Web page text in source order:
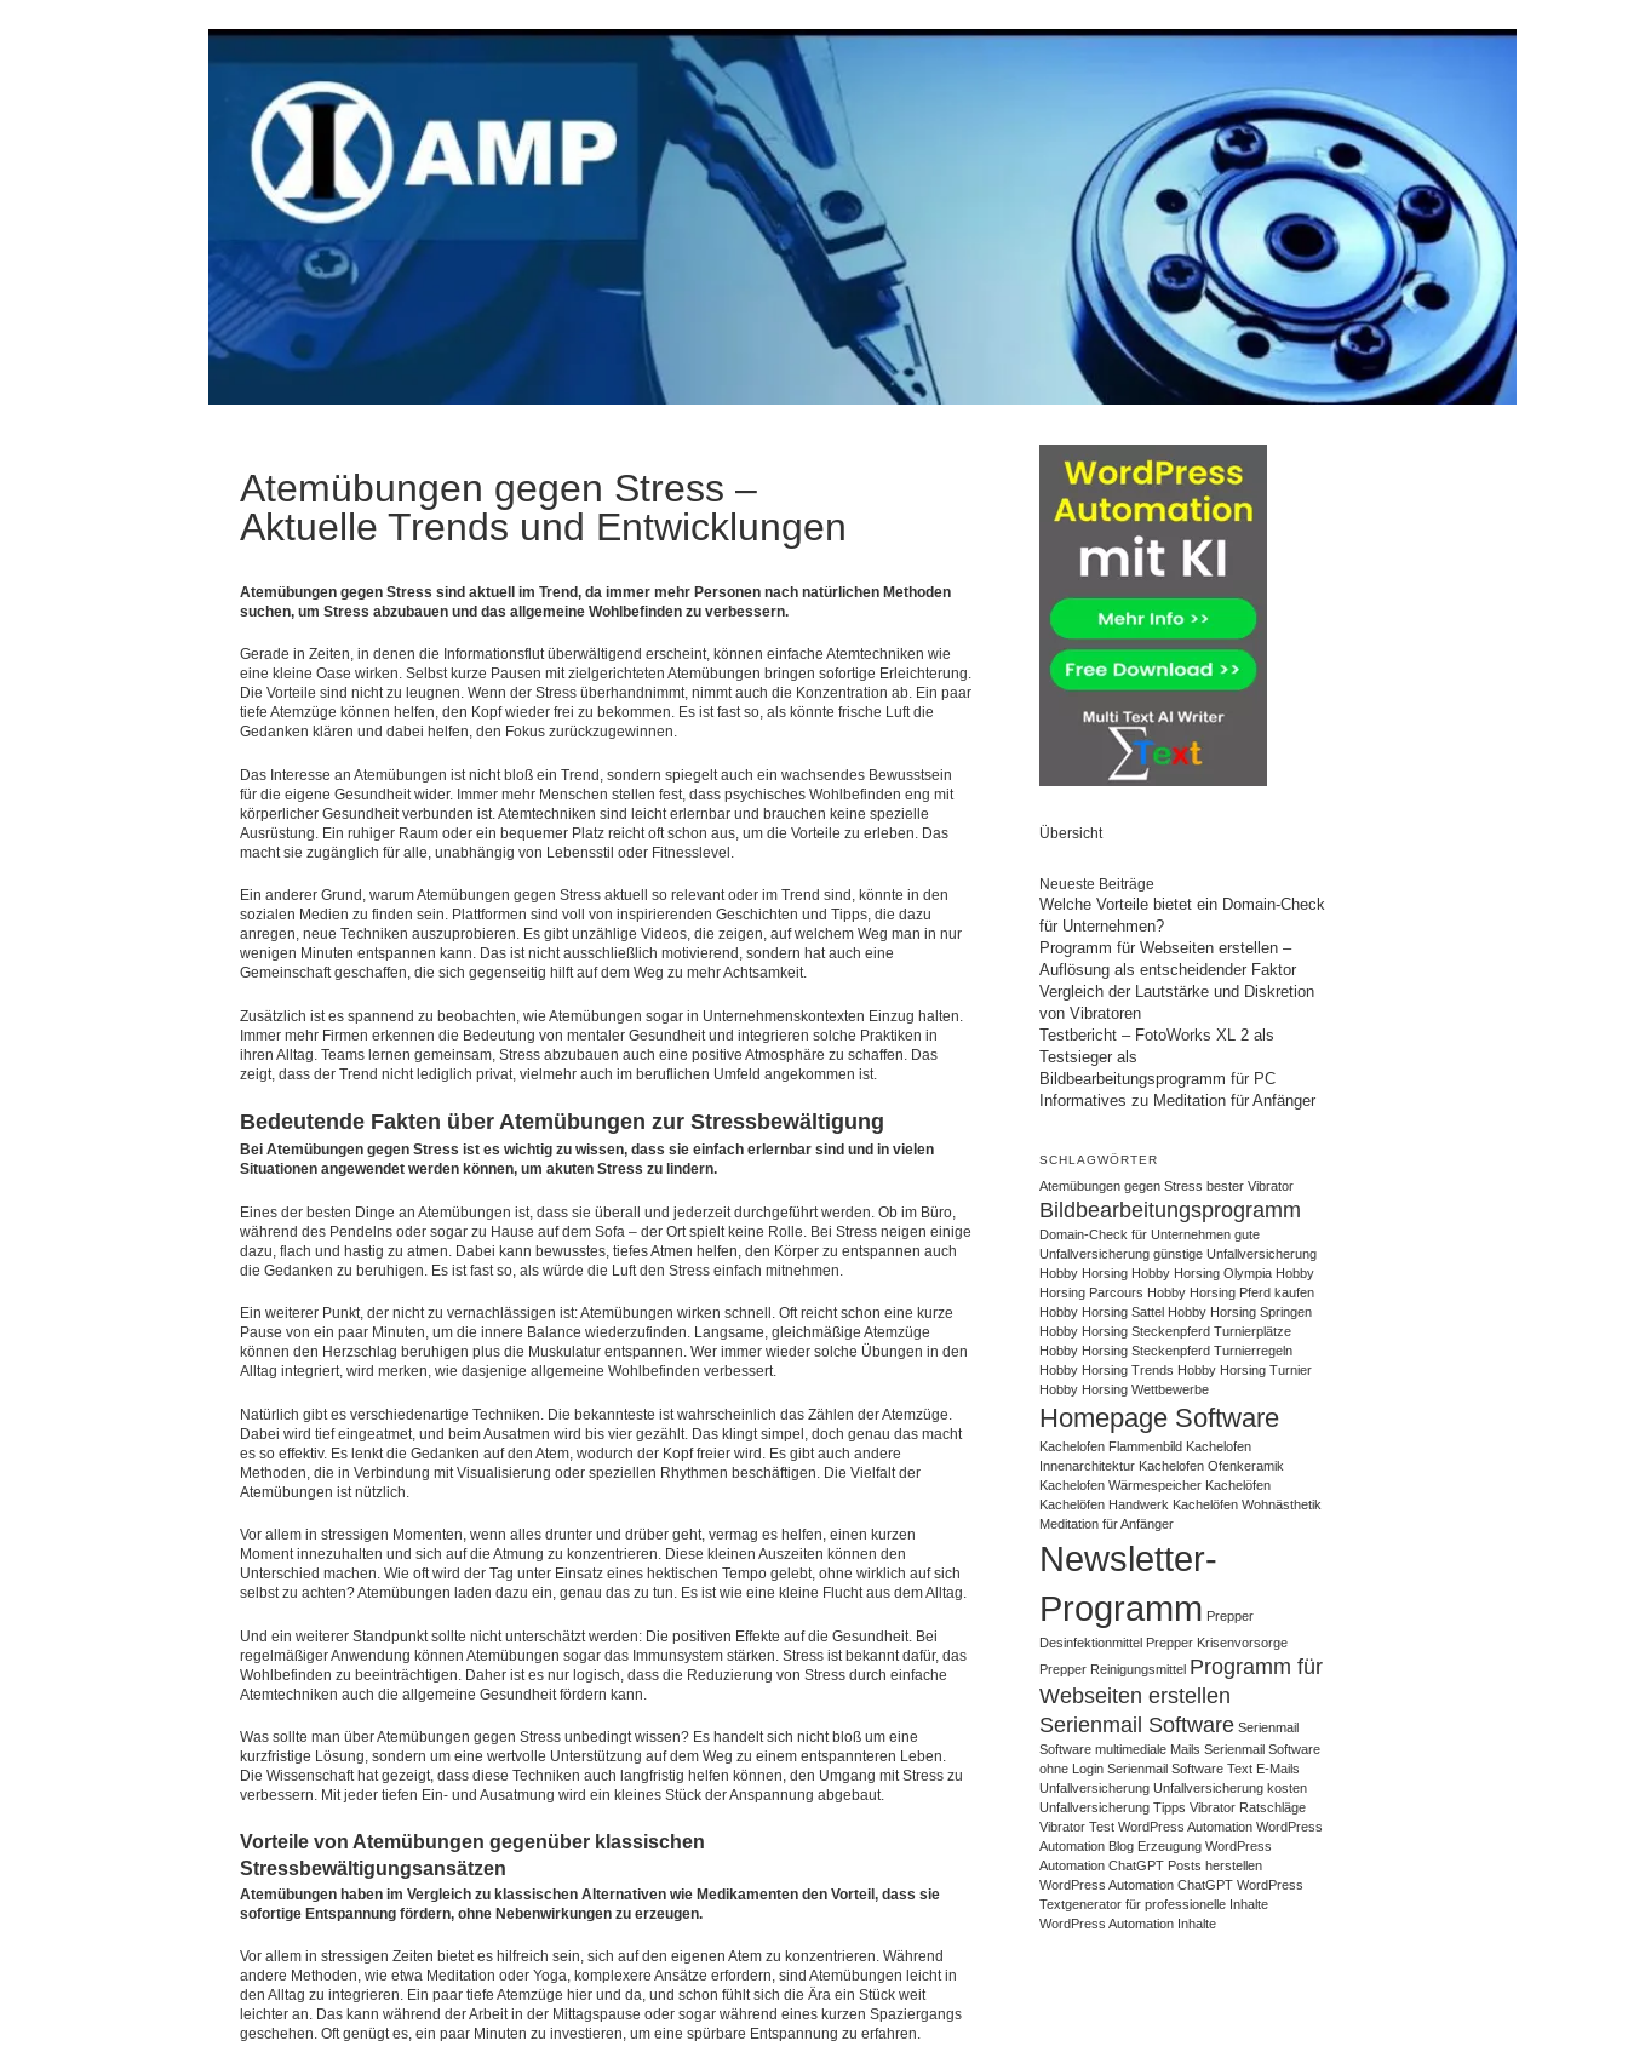
Atemübungen gegen Stress –
Aktuelle Trends und Entwicklungen
Atemübungen gegen Stress sind aktuell im Trend, da immer mehr Personen nach natürlichen Methoden
suchen, um Stress abzubauen und das allgemeine Wohlbefinden zu verbessern.
Gerade in Zeiten, in denen die Informationsflut überwältigend erscheint, können einfache Atemtechniken wie
eine kleine Oase wirken. Selbst kurze Pausen mit zielgerichteten Atemübungen bringen sofortige Erleichterung.
Die Vorteile sind nicht zu leugnen. Wenn der Stress überhandnimmt, nimmt auch die Konzentration ab. Ein paar
tiefe Atemzüge können helfen, den Kopf wieder frei zu bekommen. Es ist fast so, als könnte frische Luft die
Gedanken klären und dabei helfen, den Fokus zurückzugewinnen.
Das Interesse an Atemübungen ist nicht bloß ein Trend, sondern spiegelt auch ein wachsendes Bewusstsein
für die eigene Gesundheit wider. Immer mehr Menschen stellen fest, dass psychisches Wohlbefinden eng mit
körperlicher Gesundheit verbunden ist. Atemtechniken sind leicht erlernbar und brauchen keine spezielle
Ausrüstung. Ein ruhiger Raum oder ein bequemer Platz reicht oft schon aus, um die Vorteile zu erleben. Das
macht sie zugänglich für alle, unabhängig von Lebensstil oder Fitnesslevel.
Ein anderer Grund, warum Atemübungen gegen Stress aktuell so relevant oder im Trend sind, könnte in den
sozialen Medien zu finden sein. Plattformen sind voll von inspirierenden Geschichten und Tipps, die dazu
anregen, neue Techniken auszuprobieren. Es gibt unzählige Videos, die zeigen, auf welchem Weg man in nur
wenigen Minuten entspannen kann. Das ist nicht ausschließlich motivierend, sondern hat auch eine
Gemeinschaft geschaffen, die sich gegenseitig hilft auf dem Weg zu mehr Achtsamkeit.
Zusätzlich ist es spannend zu beobachten, wie Atemübungen sogar in Unternehmenskontexten Einzug halten.
Immer mehr Firmen erkennen die Bedeutung von mentaler Gesundheit und integrieren solche Praktiken in
ihren Alltag. Teams lernen gemeinsam, Stress abzubauen auch eine positive Atmosphäre zu schaffen. Das
zeigt, dass der Trend nicht lediglich privat, vielmehr auch im beruflichen Umfeld angekommen ist.
Bedeutende Fakten über Atemübungen zur Stressbewältigung
Bei Atemübungen gegen Stress ist es wichtig zu wissen, dass sie einfach erlernbar sind und in vielen
Situationen angewendet werden können, um akuten Stress zu lindern.
Eines der besten Dinge an Atemübungen ist, dass sie überall und jederzeit durchgeführt werden. Ob im Büro,
während des Pendelns oder sogar zu Hause auf dem Sofa – der Ort spielt keine Rolle. Bei Stress neigen einige
dazu, flach und hastig zu atmen. Dabei kann bewusstes, tiefes Atmen helfen, den Körper zu entspannen auch
die Gedanken zu beruhigen. Es ist fast so, als würde die Luft den Stress einfach mitnehmen.
Ein weiterer Punkt, der nicht zu vernachlässigen ist: Atemübungen wirken schnell. Oft reicht schon eine kurze
Pause von ein paar Minuten, um die innere Balance wiederzufinden. Langsame, gleichmäßige Atemzüge
können den Herzschlag beruhigen plus die Muskulatur entspannen. Wer immer wieder solche Übungen in den
Alltag integriert, wird merken, wie dasjenige allgemeine Wohlbefinden verbessert.
Natürlich gibt es verschiedenartige Techniken. Die bekannteste ist wahrscheinlich das Zählen der Atemzüge.
Dabei wird tief eingeatmet, und beim Ausatmen wird bis vier gezählt. Das klingt simpel, doch genau das macht
es so effektiv. Es lenkt die Gedanken auf den Atem, wodurch der Kopf freier wird. Es gibt auch andere
Methoden, die in Verbindung mit Visualisierung oder speziellen Rhythmen beschäftigen. Die Vielfalt der
Atemübungen ist nützlich.
Vor allem in stressigen Momenten, wenn alles drunter und drüber geht, vermag es helfen, einen kurzen
Moment innezuhalten und sich auf die Atmung zu konzentrieren. Diese kleinen Auszeiten können den
Unterschied machen. Wie oft wird der Tag unter Einsatz eines hektischen Tempo gelebt, ohne wirklich auf sich
selbst zu achten? Atemübungen laden dazu ein, genau das zu tun. Es ist wie eine kleine Flucht aus dem Alltag.
Und ein weiterer Standpunkt sollte nicht unterschätzt werden: Die positiven Effekte auf die Gesundheit. Bei
regelmäßiger Anwendung können Atemübungen sogar das Immunsystem stärken. Stress ist bekannt dafür, das
Wohlbefinden zu beeinträchtigen. Daher ist es nur logisch, dass die Reduzierung von Stress durch einfache
Atemtechniken auch die allgemeine Gesundheit fördern kann.
Was sollte man über Atemübungen gegen Stress unbedingt wissen? Es handelt sich nicht bloß um eine
kurzfristige Lösung, sondern um eine wertvolle Unterstützung auf dem Weg zu einem entspannteren Leben.
Die Wissenschaft hat gezeigt, dass diese Techniken auch langfristig helfen können, den Umgang mit Stress zu
verbessern. Mit jeder tiefen Ein- und Ausatmung wird ein kleines Stück der Anspannung abgebaut.
Vorteile von Atemübungen gegenüber klassischen
Stressbewältigungsansätzen
Atemübungen haben im Vergleich zu klassischen Alternativen wie Medikamenten den Vorteil, dass sie
sofortige Entspannung fördern, ohne Nebenwirkungen zu erzeugen.
Vor allem in stressigen Zeiten bietet es hilfreich sein, sich auf den eigenen Atem zu konzentrieren. Während
andere Methoden, wie etwa Meditation oder Yoga, komplexere Ansätze erfordern, sind Atemübungen leicht in
den Alltag zu integrieren. Ein paar tiefe Atemzüge hier und da, und schon fühlt sich die Ära ein Stück weit
leichter an. Das kann während der Arbeit in der Mittagspause oder sogar während eines kurzen Spaziergangs
geschehen. Oft genügt es, ein paar Minuten zu investieren, um eine spürbare Entspannung zu erfahren.
Übersicht
Neueste Beiträge
Welche Vorteile bietet ein Domain-Check
für Unternehmen?
Programm für Webseiten erstellen –
Auflösung als entscheidender Faktor
Vergleich der Lautstärke und Diskretion
von Vibratoren
Testbericht – FotoWorks XL 2 als
Testsieger als
Bildbearbeitungsprogramm für PC
Informatives zu Meditation für Anfänger
SCHLAGWÖRTER
Atemübungen gegen Stress bester Vibrator
Bildbearbeitungsprogramm
Domain-Check für Unternehmen gute
Unfallversicherung günstige Unfallversicherung
Hobby Horsing Hobby Horsing Olympia Hobby
Horsing Parcours Hobby Horsing Pferd kaufen
Hobby Horsing Sattel Hobby Horsing Springen
Hobby Horsing Steckenpferd Turnierplätze
Hobby Horsing Steckenpferd Turnierregeln
Hobby Horsing Trends Hobby Horsing Turnier
Hobby Horsing Wettbewerbe
Homepage Software
Kachelofen Flammenbild Kachelofen
Innenarchitektur Kachelofen Ofenkeramik
Kachelofen Wärmespeicher Kachelöfen
Kachelöfen Handwerk Kachelöfen Wohnästhetik
Meditation für Anfänger
Newsletter-
Programm Prepper
Desinfektionmittel Prepper Krisenvorsorge
Prepper Reinigungsmittel Programm für
Webseiten erstellen
Serienmail Software Serienmail
Software multimediale Mails Serienmail Software
ohne Login Serienmail Software Text E-Mails
Unfallversicherung Unfallversicherung kosten
Unfallversicherung Tipps Vibrator Ratschläge
Vibrator Test WordPress Automation WordPress
Automation Blog Erzeugung WordPress
Automation ChatGPT Posts herstellen
WordPress Automation ChatGPT WordPress
Textgenerator für professionelle Inhalte
WordPress Automation Inhalte